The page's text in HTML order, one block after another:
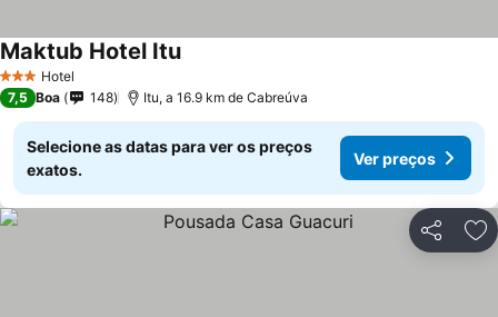
3 EstrelasHotel
Maktub Hotel Itu
7,5 Boa 148 Itu, a 16.9 km de Cabreúva
Selecione as datas para ver os preços
exatos.
Ver preços
Partilhar